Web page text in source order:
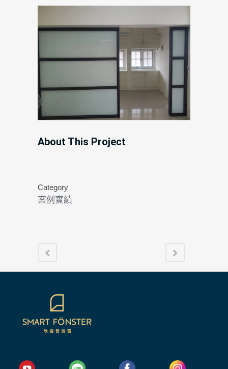
About This Project
Category
案例實績